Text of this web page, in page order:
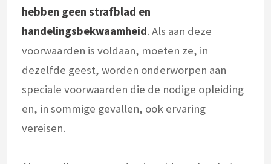
hebben geen strafblad en
handelingsbekwaamheid. Als aan deze
voorwaarden is voldaan, moeten ze, in
dezelfde geest, worden onderworpen aan
speciale voorwaarden die de nodige opleiding
en, in sommige gevallen, ook ervaring
vereisen.